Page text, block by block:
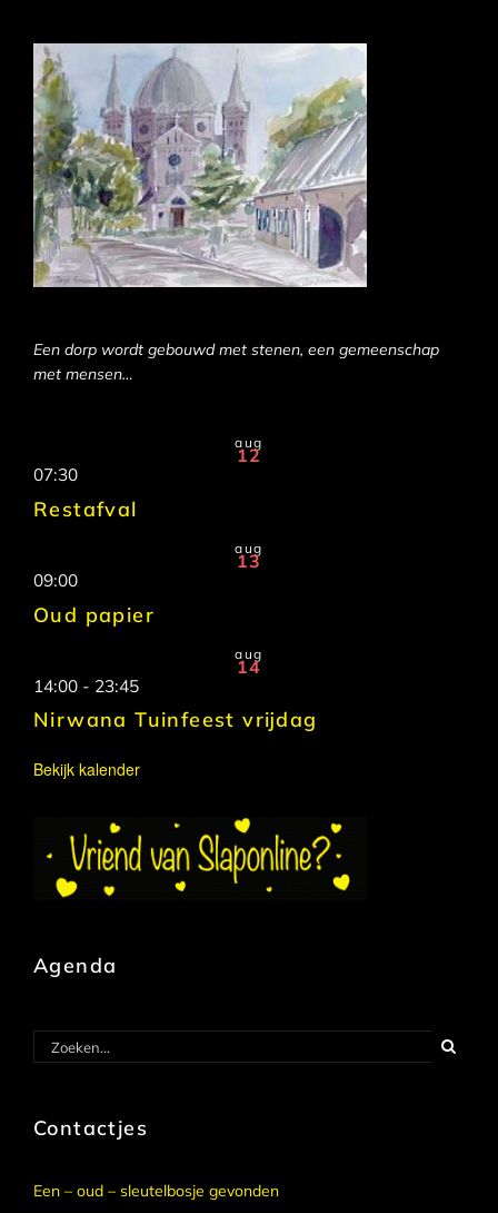
Een dorp wordt gebouwd met stenen, een gemeenschap
met mensen…
aug
12
07:30
Restafval
aug
13
09:00
Oud papier
aug
14
14:00 - 23:45
Nirwana Tuinfeest vrijdag
Bekijk kalender
Agenda
Zoeken
naar:
Contactjes
Een – oud – sleutelbosje gevonden